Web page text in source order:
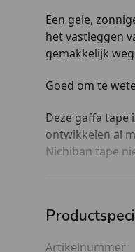
Een gele,
het vastleggen
gemakkelijk
Goed om te
Deze gaffa tape
ontwikkelen al
Nichiban tape
Verder is het
Artikelnummer